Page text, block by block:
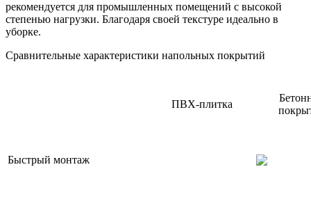
рекомендуется для промышленных помещений с высокой
степенью нагрузки. Благодаря своей текстуре идеально в
уборке.
Сравнительные характеристики напольных покрытий
ПВХ-плитка
Быстрый монтаж